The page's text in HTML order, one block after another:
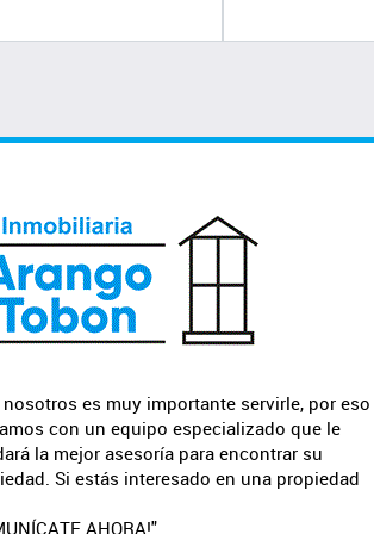
nosotros es muy importante servirle, por eso
con un equipo especializado que le
la mejor asesoría para encontrar su
Si estás interesado en una propiedad
AHORA!"